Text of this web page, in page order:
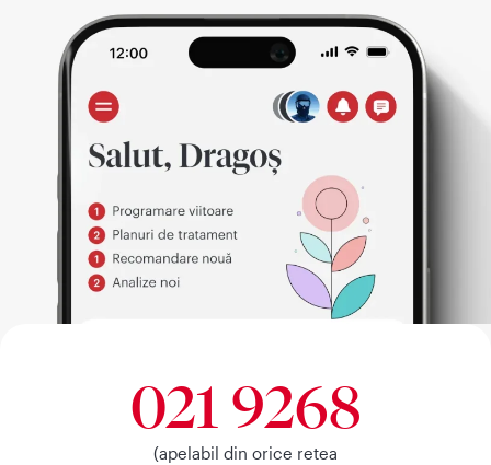
021 9268
(apelabil din orice retea